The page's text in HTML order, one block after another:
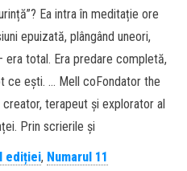
Ea intra în meditație ore
epuizată, plângând uneori,
era total. Era predare completă,
ce ești. … Mell coFondator the
terapeut și explorator al
Prin scrierile și
ediției, Numarul 11